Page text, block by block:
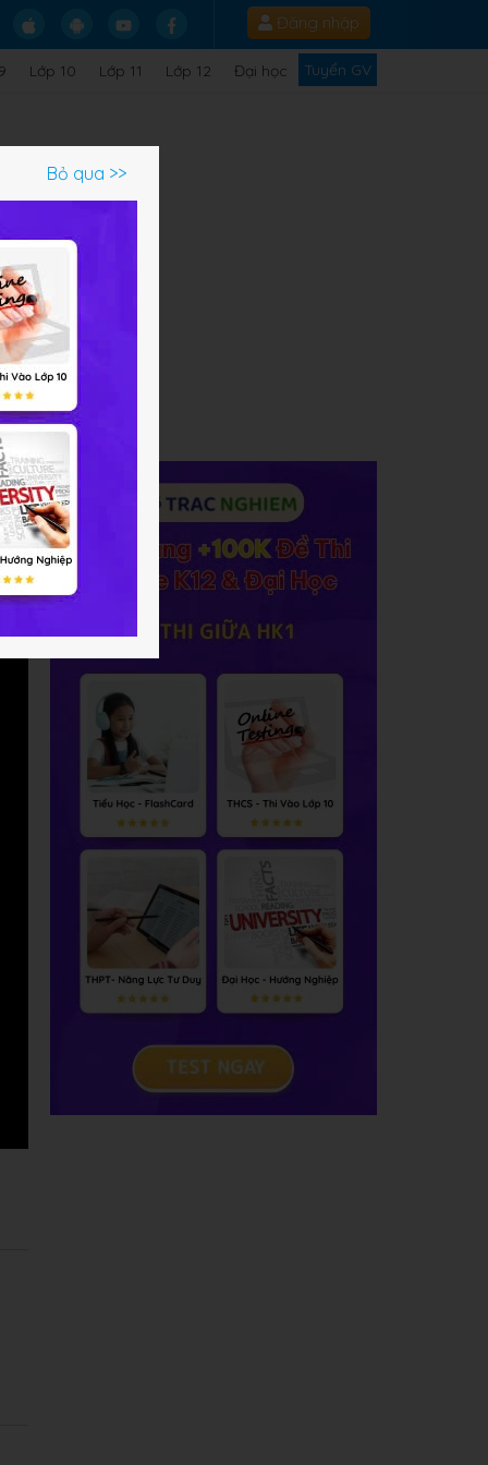
Đăng nhập
Lớp 10 Lớp 11 Lớp 12 Đại học Tuyển GV
Bỏ qua >>